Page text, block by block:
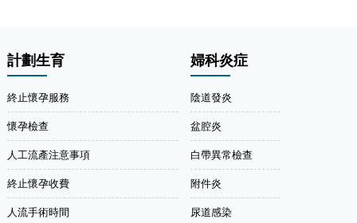
計劃生育
終止懷孕服務
懷孕檢查
人工流產注意事項
終止懷孕收費
人流手術時間
婦科炎症
陰道發炎
盆腔炎
白帶異常檢查
附件炎
尿道感染